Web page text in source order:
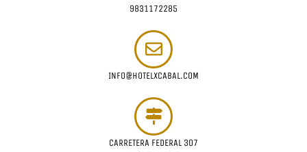
9831172285
INFO@HOTELXCABAL.COM
CARRETERA FEDERAL 307